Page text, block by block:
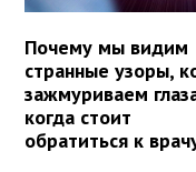
Почему мы видим
странные узоры,
зажмуриваем
когда стоит
обратиться к